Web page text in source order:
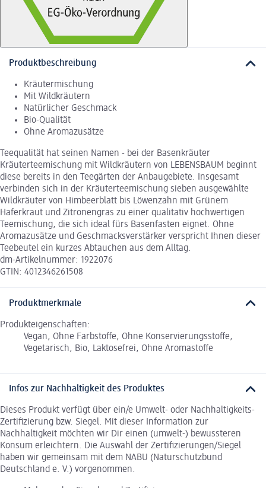
Produktbeschreibung
Kräutermischung
Mit Wildkräutern
Natürlicher Geschmack
Bio-Qualität
Ohne Aromazusätze
Teequalität hat seinen Namen - bei der Basenkräuter
Kräuterteemischung mit Wildkräutern von LEBENSBAUM beginnt
diese bereits in den Teegärten der Anbaugebiete. Insgesamt
verbinden sich in der Kräuterteemischung sieben ausgewählte
Wildkräuter von Himbeerblatt bis Löwenzahn mit Grünem
Haferkraut und Zitronengras zu einer qualitativ hochwertigen
Teemischung, die sich ideal fürs Basenfasten eignet. Ohne
Aromazusätze und Geschmacksverstärker verspricht Ihnen dieser
Teebeutel ein kurzes Abtauchen aus dem Alltag.
dm-Artikelnummer: 1922076
GTIN: 4012346261508
Produktmerkmale
Produkteigenschaften:
Vegan, Ohne Farbstoffe, Ohne Konservierungsstoffe,
Vegetarisch, Bio, Laktosefrei, Ohne Aromastoffe
Infos zur Nachhaltigkeit des Produktes
Dieses Produkt verfügt über ein/e Umwelt- oder Nachhaltigkeits-
Zertifizierung bzw. Siegel. Mit dieser Information zur
Nachhaltigkeit möchten wir Dir einen (umwelt-) bewussteren
Konsum erleichtern. Die Auswahl der Zertifizierungen/Siegel
haben wir gemeinsam mit dem NABU (Naturschutzbund
Deutschland e. V.) vorgenommen.